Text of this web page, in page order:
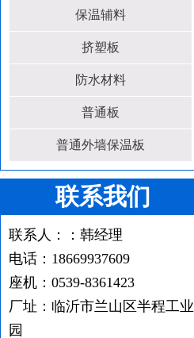
保温辅料
挤塑板
防水材料
普通板
普通外墙保温板
联系我们
联系人：：韩经理
电话：18669937609
座机：0539-8361423
厂址：临沂市兰山区半程工业
园